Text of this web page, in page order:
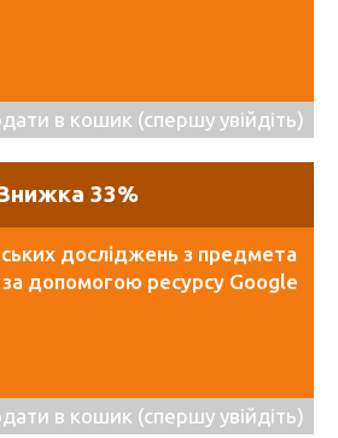
в кошик (спершу увійдіть)
33%
досліджень з предмета
за допомогою ресурсу Google
в кошик (спершу увійдіть)